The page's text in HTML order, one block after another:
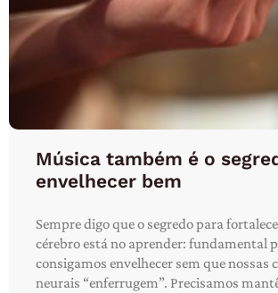
Música também é o
envelhecer bem
Sempre digo que o segredo para
cérebro está no aprender: fundamental
consigamos envelhecer sem que nossas
neurais “enferrugem”. Precisamos